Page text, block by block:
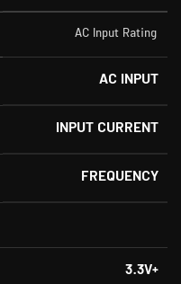
AC Input Rating
AC INPUT
INPUT CURRENT
FREQUENCY
+3.3V